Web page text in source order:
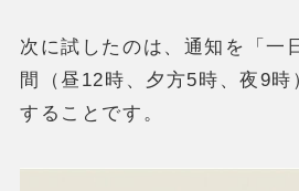
次に試したのは、通知を「一
間（昼12時、夕方5時、夜9時
することです。